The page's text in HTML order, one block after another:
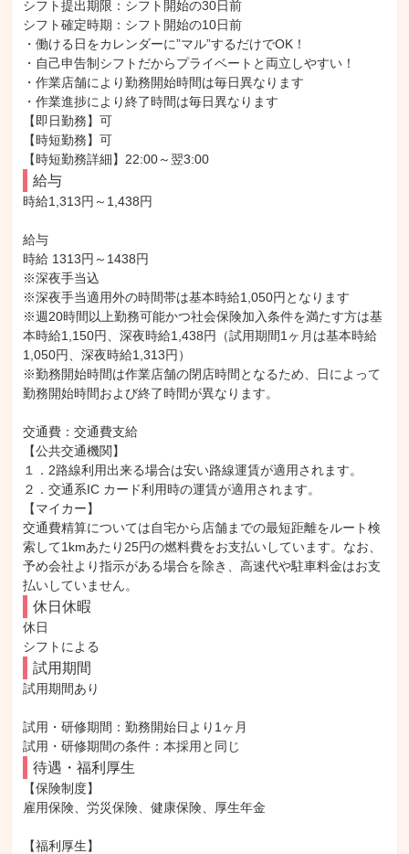
シフト提出期限：シフト開始の30日前
シフト確定時期：シフト開始の10日前
・働ける日をカレンダーに”マル”するだけでOK！
・自己申告制シフトだからプライベートと両立しやすい！
・作業店舗により勤務開始時間は毎日異なります
・作業進捗により終了時間は毎日異なります
【即日勤務】可
【時短勤務】可
【時短勤務詳細】22:00～翌3:00
給与
時給1,313円～1,438円
給与
時給 1313円～1438円
※深夜手当込
※深夜手当適用外の時間帯は基本時給1,050円となります
※週20時間以上勤務可能かつ社会保険加入条件を満たす方は基
本時給1,150円、深夜時給1,438円（試用期間1ヶ月は基本時給
1,050円、深夜時給1,313円）
※勤務開始時間は作業店舗の閉店時間となるため、日によって
勤務開始時間および終了時間が異なります。
交通費：交通費支給
【公共交通機関】
１．2路線利用出来る場合は安い路線運賃が適用されます。
２．交通系IC カード利用時の運賃が適用されます。
【マイカー】
交通費精算については自宅から店舗までの最短距離をルート検
索して1kmあたり25円の燃料費をお支払いしています。なお、
予め会社より指示がある場合を除き、高速代や駐車料金はお支
払いしていません。
休日休暇
休日
シフトによる
試用期間
試用期間あり
試用・研修期間：勤務開始日より1ヶ月
待遇・福利厚生
【保険制度】
雇用保険、労災保険、健康保険、厚生年金
【福利厚生】